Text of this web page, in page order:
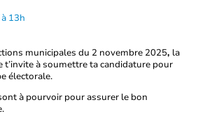
13h
municipales du 2 novembre 2025, la
t’invite à soumettre ta candidature pour
électorale.
à pourvoir pour assurer le bon